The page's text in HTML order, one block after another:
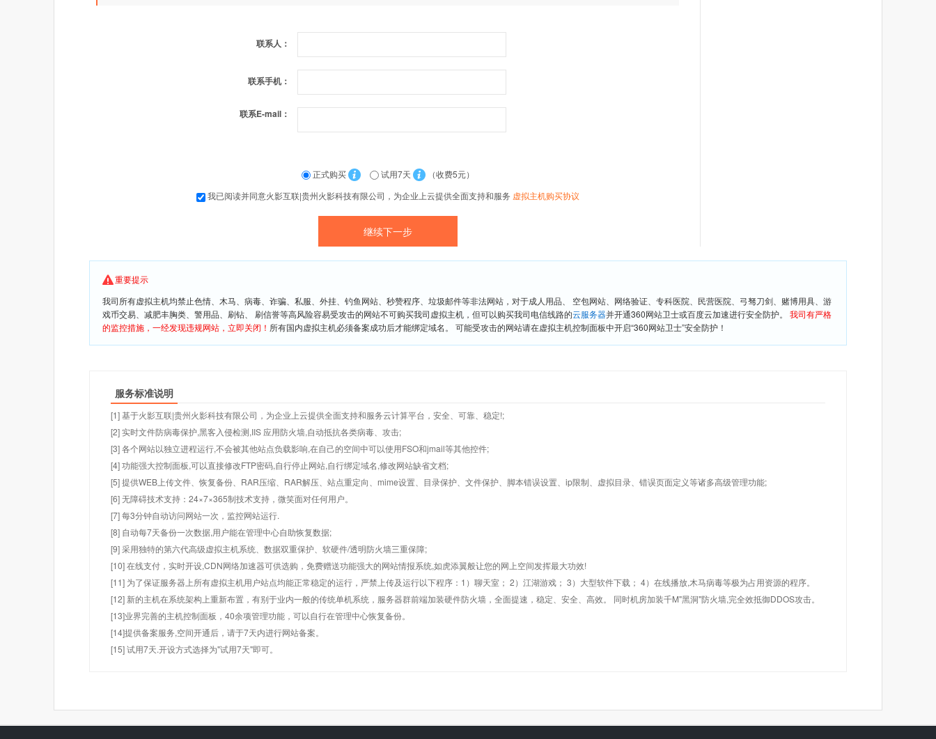
联系人：
联系手机：
联系E-mail：
正式购买 试用7天
（收费5元）
我已阅读并同意火影互联|贵州火影科技有限公司，为企业上云提供全面支持和服务 虚拟主机购买协议
重要提示
我司所有虚拟主机均禁止色情、木马、病毒、诈骗、私服、外挂、钓鱼网站、秒赞程序、垃圾邮件等非法网站，对于成人用品、 空包网站、网络验证、专科医院、民营医院、弓驽刀剑、赌博用具、游
戏币交易、减肥丰胸类、警用品、刷钻、 刷信誉等高风险容易受攻击的网站不可购买我司虚拟主机，但可以购买我司电信线路的云服务器并开通360网站卫士或百度云加速进行安全防护。 我司有严格
的监控措施，一经发现违规网站，立即关闭！ 所有国内虚拟主机必须备案成功后才能绑定域名。 可能受攻击的网站请在虚拟主机控制面板中开启“360网站卫士”安全防护！
服务标准说明
[1] 基于火影互联|贵州火影科技有限公司，为企业上云提供全面支持和服务云计算平台，安全、可靠、稳定!;
[2] 实时文件防病毒保护,黑客入侵检测,IIS 应用防火墙,自动抵抗各类病毒、攻击;
[3] 各个网站以独立进程运行,不会被其他站点负载影响,在自己的空间中可以使用FSO和jmail等其他控件;
[4] 功能强大控制面板,可以直接修改FTP密码,自行停止网站,自行绑定域名,修改网站缺省文档;
[5] 提供WEB上传文件、恢复备份、RAR压缩、RAR解压、站点重定向、mime设置、目录保护、文件保护、脚本错误设置、ip限制、虚拟目录、错误页面定义等诸多高级管理功能;
[6] 无障碍技术支持：24×7×365制技术支持，微笑面对任何用户。
[7] 每3分钟自动访问网站一次，监控网站运行.
[8] 自动每7天备份一次数据,用户能在管理中心自助恢复数据;
[9] 采用独特的第六代高级虚拟主机系统、数据双重保护、软硬件/透明防火墙三重保障;
[10] 在线支付，实时开设,CDN网络加速器可供选购，免费赠送功能强大的网站情报系统,如虎添翼般让您的网上空间发挥最大功效!
[11] 为了保证服务器上所有虚拟主机用户站点均能正常稳定的运行，严禁上传及运行以下程序：1）聊天室； 2）江湖游戏； 3）大型软件下载； 4）在线播放,木马病毒等极为占用资源的程序。
[12] 新的主机在系统架构上重新布置，有别于业内一般的传统单机系统，服务器群前端加装硬件防火墙，全面提速，稳定、安全、高效。 同时机房加装千M"黑洞"防火墙,完全效抵御DDOS攻击。
[13]业界完善的主机控制面板，40余项管理功能，可以自行在管理中心恢复备份。
[14]提供备案服务,空间开通后，请于7天内进行网站备案。
[15] 试用7天.开设方式选择为"试用7天"即可。